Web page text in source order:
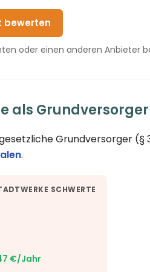
bewerten
oder einen anderen Anbieter
als Grundversorger
Grundversorger (§
.
SCHWERTE
€/Jahr